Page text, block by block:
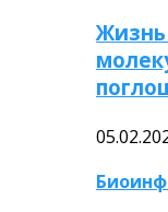
Жизнь